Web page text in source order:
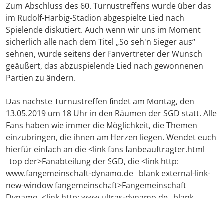
Zum Abschluss des 60. Turnustreffens wurde über das
im Rudolf-Harbig-Stadion abgespielte Lied nach
Spielende diskutiert. Auch wenn wir uns im Moment
sicherlich alle nach dem Titel „So seh'n Sieger aus“
sehnen, wurde seitens der Fanvertreter der Wunsch
geäußert, das abzuspielende Lied nach gewonnenen
Partien zu ändern.
Das nächste Turnustreffen findet am Montag, den
13.05.2019 um 18 Uhr in den Räumen der SGD statt. Alle
Fans haben wie immer die Möglichkeit, die Themen
einzubringen, die ihnen am Herzen liegen. Wendet euch
hierfür einfach an die <link fans fanbeauftragter.html
_top der>Fanabteilung der SGD, die <link http:
www.fangemeinschaft-dynamo.de _blank external-link-
new-window fangemeinschaft>Fangemeinschaft